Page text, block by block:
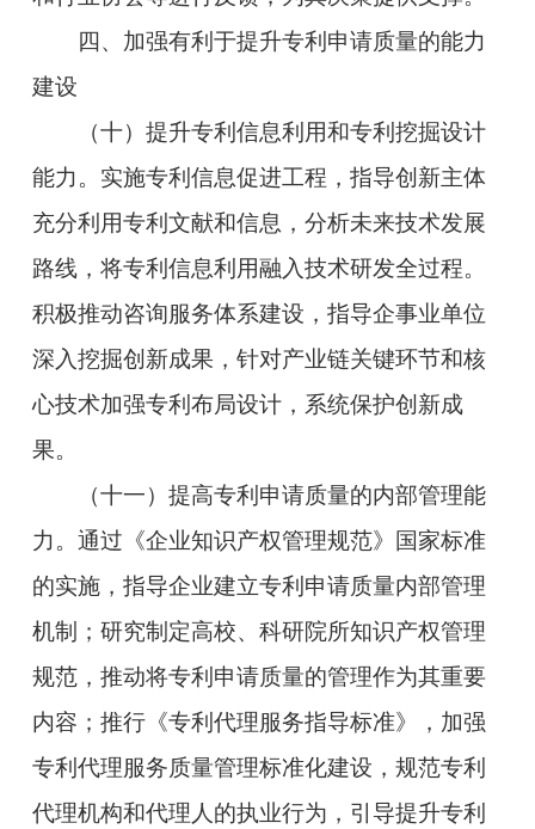
四、加强有利于提升专利申请质量的能力
建设
（十）提升专利信息利用和专利挖掘设计
能力。实施专利信息促进工程，指导创新主体
充分利用专利文献和信息，分析未来技术发展
路线，将专利信息利用融入技术研发全过程。
积极推动咨询服务体系建设，指导企事业单位
深入挖掘创新成果，针对产业链关键环节和核
心技术加强专利布局设计，系统保护创新成
果。
（十一）提高专利申请质量的内部管理能
力。通过《企业知识产权管理规范》国家标准
的实施，指导企业建立专利申请质量内部管理
机制；研究制定高校、科研院所知识产权管理
规范，推动将专利申请质量的管理作为其重要
内容；推行《专利代理服务指导标准》，加强
专利代理服务质量管理标准化建设，规范专利
代理机构和代理人的执业行为，引导提升专利